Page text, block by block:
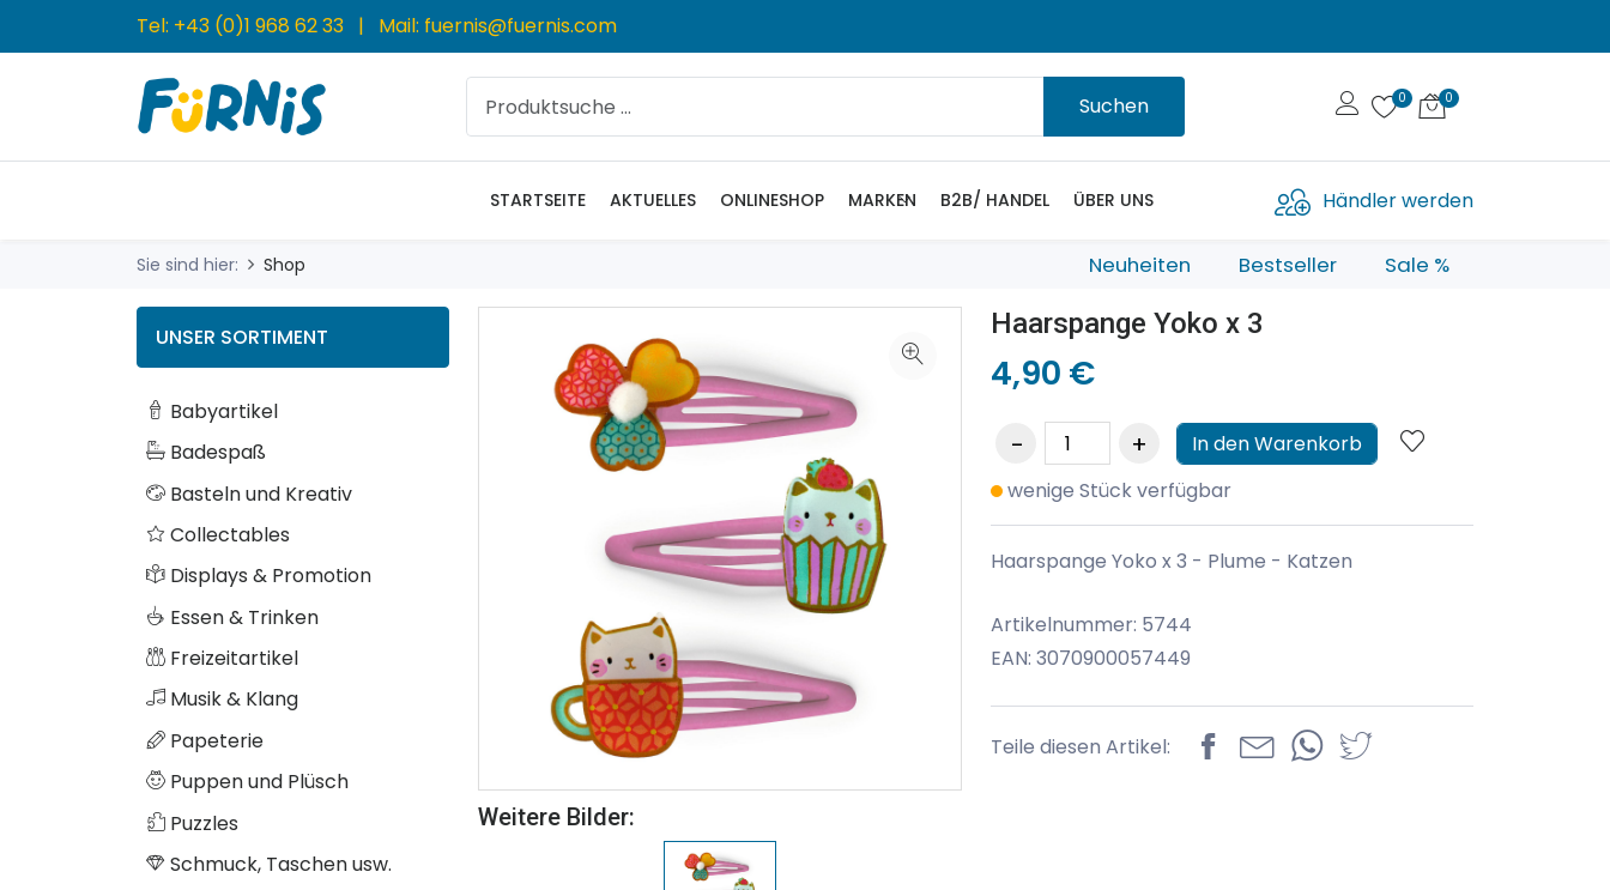
Tel: +43 (0)1 968 62 33 | Mail: fuernis@fuernis.com
Suchen
STARTSEITE AKTUELLES ONLINESHOP MARKEN B2B/ HANDEL ÜBER UNS Händler werden
Sie sind hier: Shop Neuheiten Bestseller Sale %
UNSER SORTIMENT
Babyartikel
Badespaß
Basteln und Kreativ
Collectables
Displays & Promotion
Essen & Trinken
Freizeitartikel
Musik & Klang
Papeterie
Puppen und Plüsch
Puzzles
Schmuck, Taschen usw.
Weitere Bilder:
Haarspange Yoko x 3
4,90 €
In den Warenkorb
wenige Stück verfügbar
Haarspange Yoko x 3 - Plume - Katzen
Artikelnummer: 5744
EAN: 3070900057449
Teile diesen Artikel: